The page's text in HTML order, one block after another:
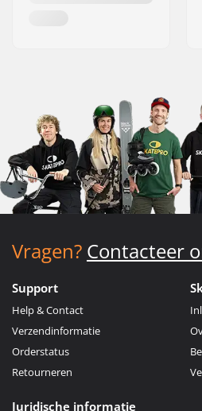
Vragen? Contacteer
Support
Help & Contact
Verzendinformatie
Orderstatus
Retourneren
Juridische informatie